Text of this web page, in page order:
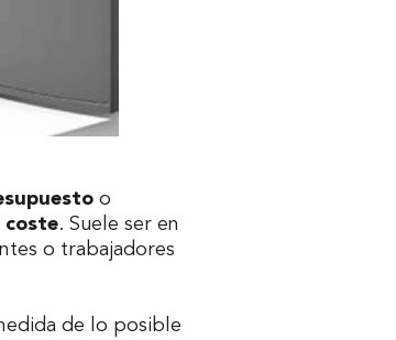
o
coste. Suele ser en
o trabajadores
de lo posible